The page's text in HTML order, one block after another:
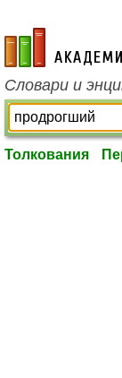
academic.ru
Словари и
Толкования